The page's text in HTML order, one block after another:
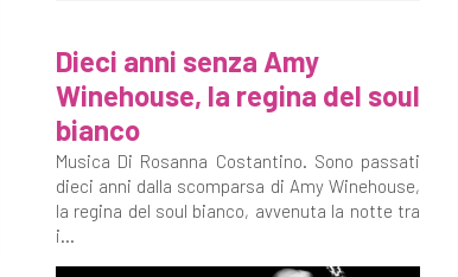
Dieci anni senza Amy
Winehouse, la regina del soul
bianco
Musica Di Rosanna Costantino. Sono passati
dieci anni dalla scomparsa di Amy Winehouse,
la regina del soul bianco, avvenuta la notte tra
i...